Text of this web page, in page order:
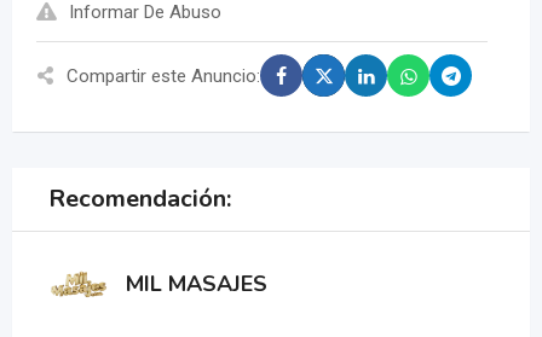
Informar De Abuso
Compartir este Anuncio:
Recomendación:
MIL MASAJES